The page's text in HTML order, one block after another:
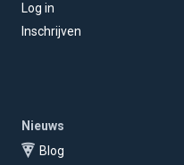
Log in
Inschrijven
Nieuws
Blog